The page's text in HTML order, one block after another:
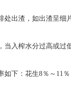
出渣，如出渣呈细
入榨水分过高或过
下：花生8％～11